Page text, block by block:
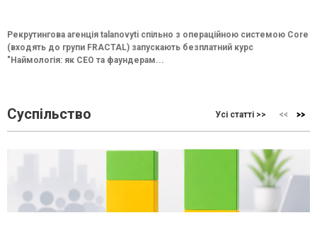
Рекрутингова агенція talanovyti спільно з операційною системою Core
(входять до групи FRACTAL) запускають безплатний курс
"Наймологія: як СEO та фаундерам...
Суспільство Усі статті >>